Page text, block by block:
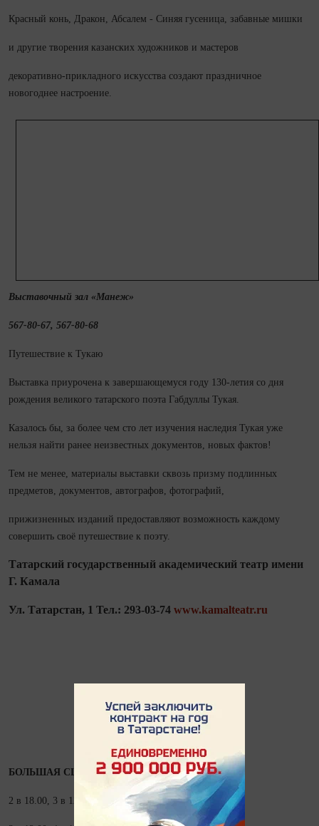
Красный конь, Дракон, Абсалем - Синяя гусеница, забавные мишки
и другие творения казанских художников и мастеров
декоративно‑прикладного искусства создают праздничное
новогоднее настроение.
Выставочный зал «Манеж»
567-80-67, 567-80-68
Путешествие к Тукаю
Выставка приурочена к завершающемуся году 130-летия со дня
рождения великого татарского поэта Габдуллы Тукая.
Казалось бы, за более чем сто лет изучения наследия Тукая уже
нельзя найти ранее неизвестных документов, новых фактов!
Тем не менее, материалы выставки сквозь призму подлинных
предметов, документов, автографов, фотографий,
прижизненных изданий предоставляют возможность каждому
совершить своё путешествие к поэту.
Татарский государственный академический театр имени
Г. Камала
Ул. Татарстан, 1 Тел.: 293‑03‑74 www.kamalteatr.ru
БОЛЬШАЯ СЦЕНА
2 в 18.00, 3 в 12.00 МЭХЭББЭТ FM И. Зайниев